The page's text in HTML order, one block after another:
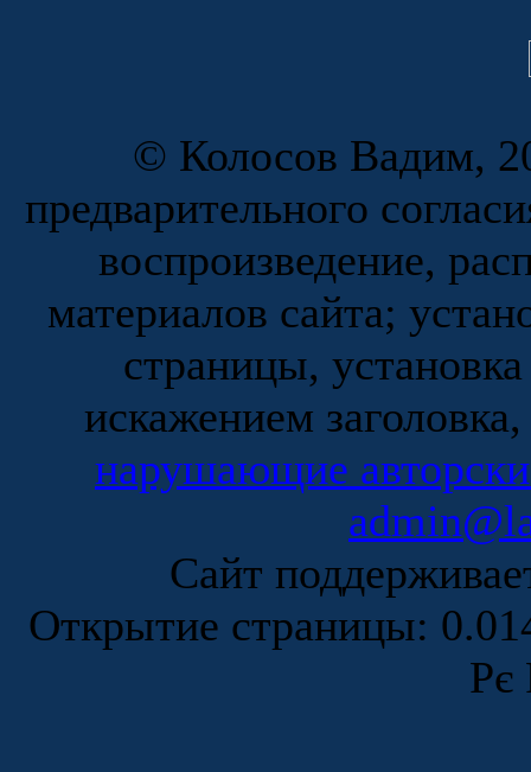
© Колосов Вадим,
предварительного
воспроизведение,
материалов сайта;
страницы,
искажением
нарушающие
Сайт
Открытие страницы:
Рє